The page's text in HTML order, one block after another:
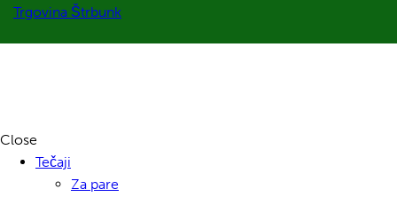
Trgovina Štrbunk
Close
Tečaji
Za pare